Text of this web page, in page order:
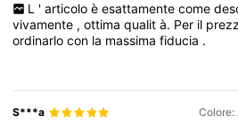
L ' articolo è esattamente come
vivamente ,ottimaqualità. Per il
ordinarlocon la massimafiducia .
S***a Colore: